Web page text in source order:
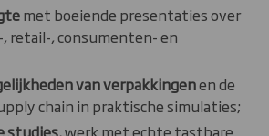
met boeiende presentaties over
retail-, consumenten- en
van verpakkingenen de
chain in praktische simulaties;
studies, werk met echte tastbare